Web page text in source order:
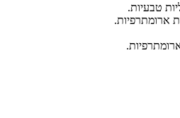
טבעיות.
ארומתרפיות.